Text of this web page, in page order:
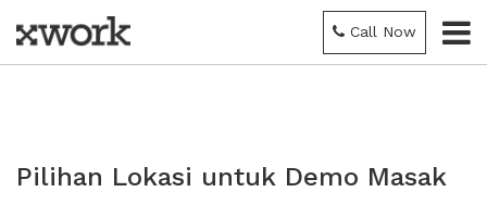
Call Now
Pilihan Lokasi untuk Demo Masak